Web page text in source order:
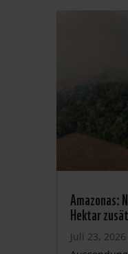
Amazonas:
Hektar
Juli 23, 2026